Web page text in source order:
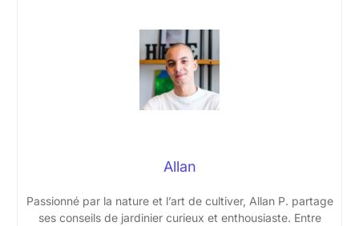
Allan
Passionné par la nature et l’art de cultiver, Allan P. partage
ses conseils de jardinier curieux et enthousiaste. Entre